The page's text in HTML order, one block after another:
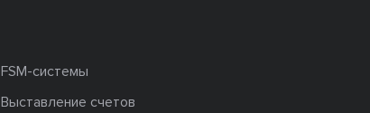
FSM-системы
Выставление счетов